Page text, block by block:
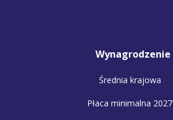
Wynagrodzenie
Średnia krajowa
Płaca minimalna 2027